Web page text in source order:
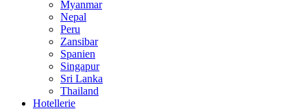
Myanmar
Nepal
Peru
Zansibar
Spanien
Singapur
Sri Lanka
Thailand
Hotellerie